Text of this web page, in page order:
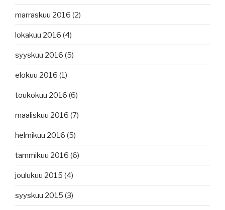
marraskuu 2016 (2)
lokakuu 2016 (4)
syyskuu 2016 (5)
elokuu 2016 (1)
toukokuu 2016 (6)
maaliskuu 2016 (7)
helmikuu 2016 (5)
tammikuu 2016 (6)
joulukuu 2015 (4)
syyskuu 2015 (3)